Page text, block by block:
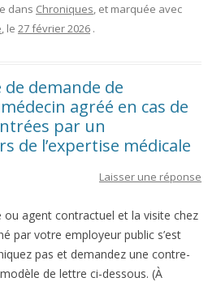
dans Chroniques , et marquée avec
, le 27 février 2026 .
demande de
agréé en cas de
par un
de l’expertise médicale
Laisser une réponse
agent contractuel et la visite chez
par votre employeur public s’est
pas et demandez une contre-
de lettre ci-dessous. (À